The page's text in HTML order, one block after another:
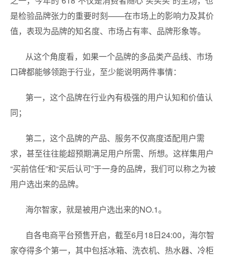
是检验品牌张力的重要时刻——在市场上的影响力及其价
值，表现为品牌的知名度、市场占有率、品牌形象等。
从这个角度看，如果一个品牌的多品类产品线、市场
口碑都能够领跑于行业，至少能说明两件事情：
第一，这个品牌在行业內有极强的用户认知和价值认
同；
第二，这个品牌的产品、服务不仅高度适配用户需
求，甚至往往能超预期满足用户所需、所想。这样集用户
“买前信任”和“买后认可”于一身的品牌，我们可以称之为被
用户选出来的品牌。
海尔智家，就是被用户选出来的NO.1。
自各电商平台预售开启，截至6月18日24:00，海尔智
家夺得多个第一，其中包括冰箱、洗衣机、热水器、冷柜